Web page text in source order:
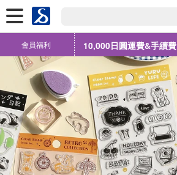
會員福利 10,000日圓運費&手續費